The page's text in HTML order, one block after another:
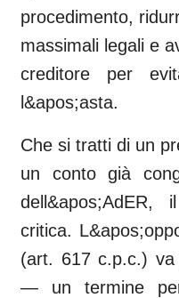
procedimento,
massimali legali e
creditore per
l&apos;asta.
Che si tratti di un
un conto già
critica.
(art. 617 c.p.c.)
— un termine